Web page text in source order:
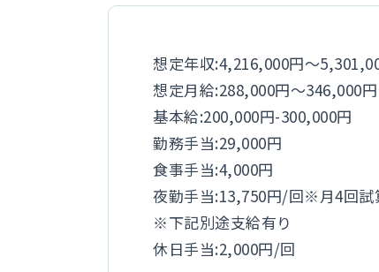
想定年収:4,216,000円～
想定月給:288,000円～346,000円
基本給:200,000円-300,000円
勤務手当:29,000円
食事手当:4,000円
夜勤手当:13,750円/回※月4回試
※下記別途支給有り
休日手当:2,000円/回